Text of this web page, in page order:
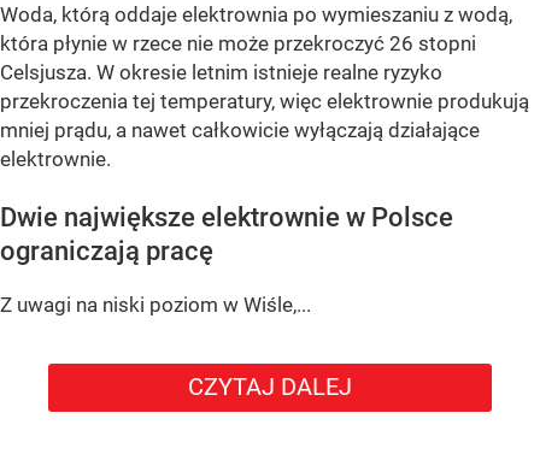
Woda, którą oddaje elektrownia po wymieszaniu z wodą,
która płynie w rzece nie może przekroczyć 26 stopni
Celsjusza. W okresie letnim istnieje realne ryzyko
przekroczenia tej temperatury, więc elektrownie produkują
mniej prądu, a nawet całkowicie wyłączają działające
elektrownie.
Dwie największe elektrownie w Polsce
ograniczają pracę
Z uwagi na niski poziom w Wiśle,...
CZYTAJ DALEJ